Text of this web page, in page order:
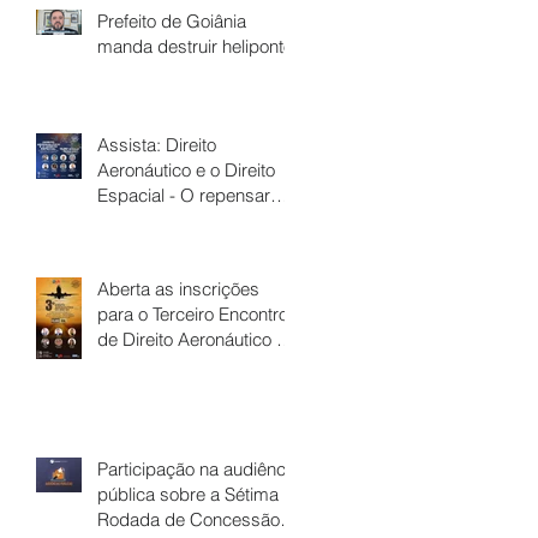
Prefeito de Goiânia
manda destruir heliponto
Assista: Direito
Aeronáutico e o Direito
Espacial - O repensar
Aberta as inscrições
para o Terceiro Encontro
de Direito Aeronáutico da
Participação na audiência
pública sobre a Sétima
Rodada de Concessão